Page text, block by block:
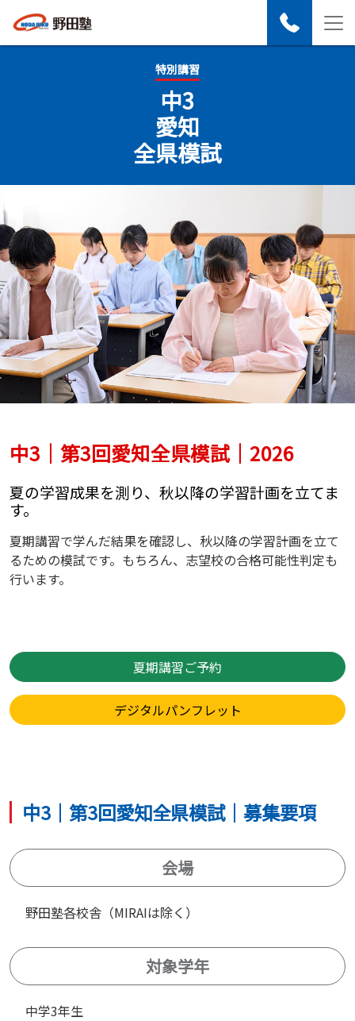
特別講習
中3
愛知
全県模試
中3｜第3回愛知全県模試｜2026
夏の学習成果を測り、秋以降の学習計画を立てま
す。
夏期講習で学んだ結果を確認し、秋以降の学習計画を立て
るための模試です。もちろん、志望校の合格可能性判定も
行います。
夏期講習ご予約
デジタルパンフレット
中3｜第3回愛知全県模試｜募集要項
会場
野田塾各校舎（MIRAIは除く）
対象学年
中学3年生